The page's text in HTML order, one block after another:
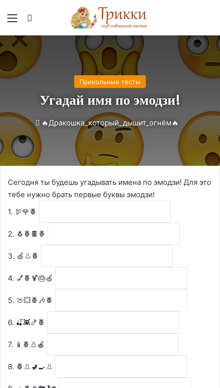
Меню
Прикольные тесты
Угадай имя по эмодзи!
🔥Дракошка_который_дышит_огнём🔥
Сегодня ты будешь угадывать имена по эмодзи! Для это
тебе нужно брать первые буквы эмодзи!
1. 🦃🌹🍍
2. 🐧🍍🍫🍍
3. 🍏👃🍍
4. 💅🍍🍹🎂🍏
5. 🍈💥🍍🎶🍍
6. 🍒👾🍤🍍
7. 📱🍍👃🍎
8. 🍍👃🚽🍳👃